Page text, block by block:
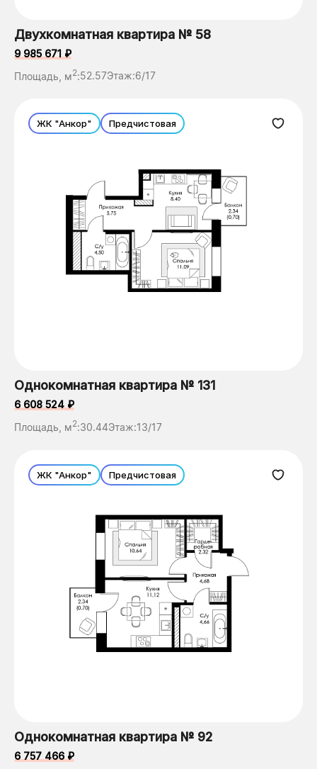
Двухкомнатная квартира № 58
9 985 671 ₽
Площадь, м2:52.57Этаж:6/17
ЖК "Анкор" Предчистовая
Однокомнатная квартира № 131
6 608 524 ₽
Площадь, м2:30.44Этаж:13/17
ЖК "Анкор" Предчистовая
Однокомнатная квартира № 92
6 757 466 ₽